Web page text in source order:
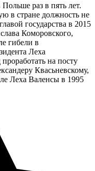
раз в пять лет.
в стране должность не
государства в 2015
Коморовского,
гибели в
Леха
на посту
Квасьневскому,
Леха Валенсы в 1995